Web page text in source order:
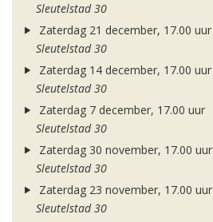
Sleutelstad 30
Zaterdag 21 december, 17.00 uur
Sleutelstad 30
Zaterdag 14 december, 17.00 uur
Sleutelstad 30
Zaterdag 7 december, 17.00 uur
Sleutelstad 30
Zaterdag 30 november, 17.00 uur
Sleutelstad 30
Zaterdag 23 november, 17.00 uur
Sleutelstad 30